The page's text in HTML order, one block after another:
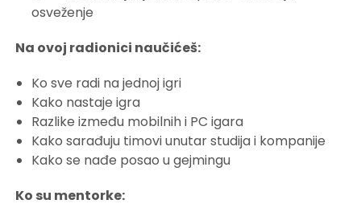
osveženje
Na ovoj radionici naučićeš:
Ko sve radi na jednoj igri
Kako nastaje igra
Razlike između mobilnih i PC igara
Kako sarađuju timovi unutar studija i kompanije
Kako se nađe posao u gejmingu
Ko su mentorke: